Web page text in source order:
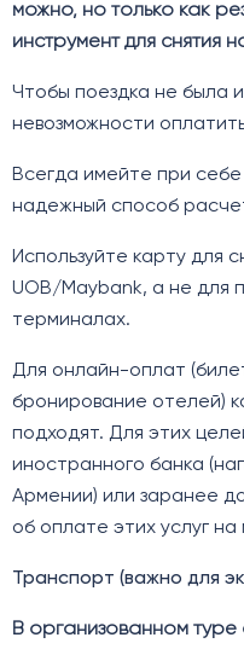
можно, но только как
инструмент для снятия
Чтобы поездка не была
невозможности
Всегда имейте при
надежный способ
Используйте карту для
UOB/Maybank, а не для
терминалах.
Для онлайн-оплат
бронирование отелей)
подходят. Для этих
иностранного банка
Армении) или заранее
об оплате этих услуг
Транспорт (важно для
В организованном